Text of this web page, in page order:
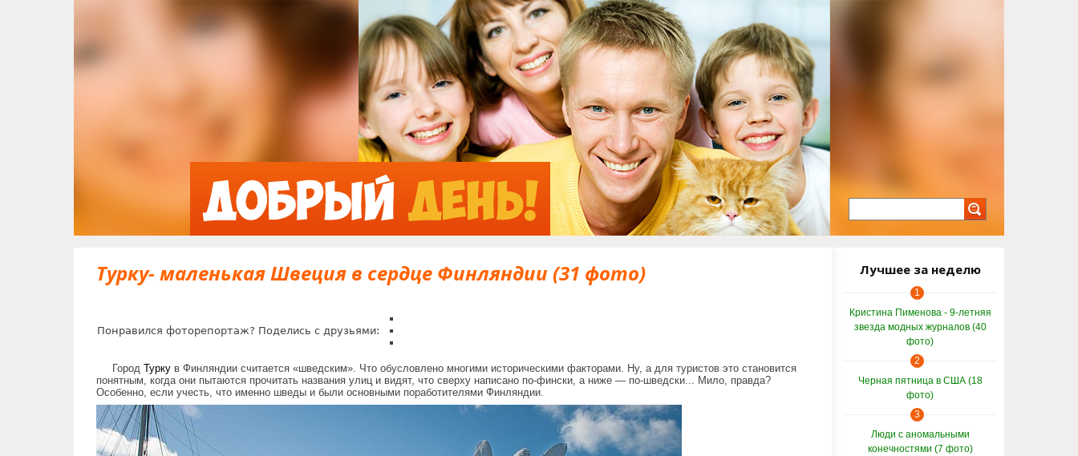
Jump to Navigation
Турку- маленькая Швеция в сердце Финляндии (31 фото)
Понравился фоторепортаж? Поделись с друзьями:
Город Турку в Финляндии считается «шведским». Что обусловлено многими историческими факторами. Ну, а для туристов это становится
понятным, когда они пытаются прочитать названия улиц и видят, что сверху написано по-фински, а ниже — по-шведски... Мило, правда?
Особенно, если учесть, что именно шведы и были основными поработителями Финляндии.
swedish_town_finland.jpg
Лучшее за неделю
1
Кристина Пименова - 9-летняя
звезда модных журналов (40
фото)
2
Черная пятница в США (18
фото)
3
Люди с аномальными
конечностями (7 фото)